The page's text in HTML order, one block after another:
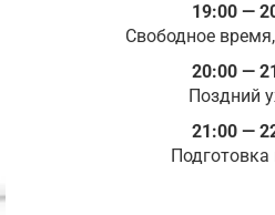
19:00 —
Свободное
20:00 —
Поздний
21:00 —
Подготовка